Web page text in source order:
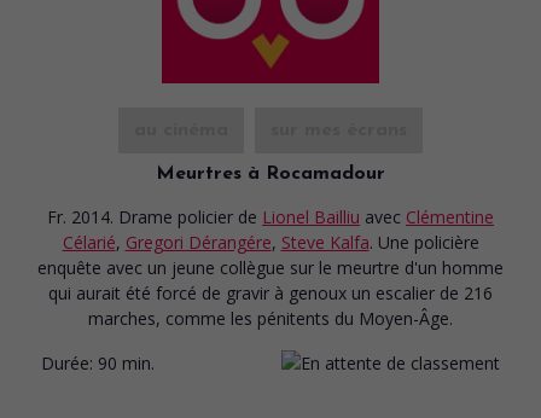
Meurtres à Rocamadour
Fr. 2014. Drame policier de Lionel Bailliu avec Clémentine
Célarié, Gregori Dérangére, Steve Kalfa. Une policière
enquête avec un jeune collègue sur le meurtre d'un homme
qui aurait été forcé de gravir à genoux un escalier de 216
marches, comme les pénitents du Moyen-Âge.
Durée: 90 min.